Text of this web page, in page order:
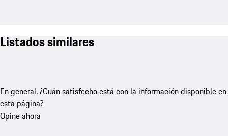
Listados similares
En general, ¿Cuán satisfecho está con la información disponible en
esta página?
Opine ahora